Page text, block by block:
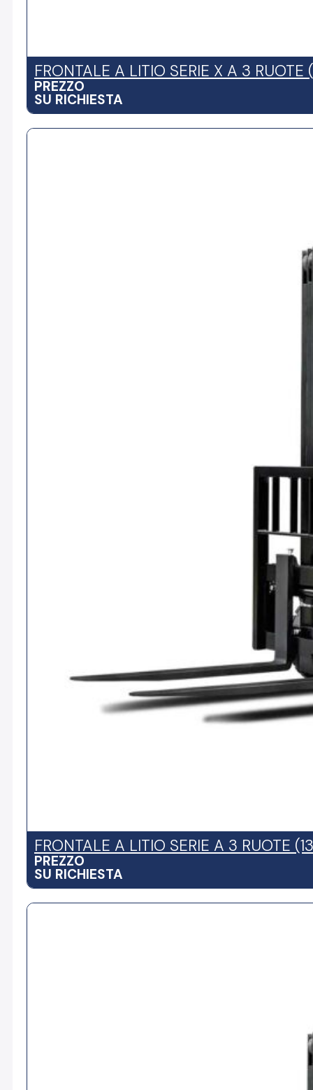
FRONTALE A LITIO SERIE X A 3 RUOTE
PREZZO
SU RICHIESTA
FRONTALE A LITIO SERIE A 3 RUOTE
PREZZO
SU RICHIESTA